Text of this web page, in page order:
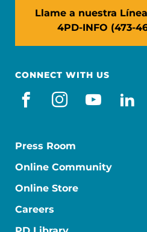
Llame a nuestra
4PD-INFO (473-
CONNECT WITH US
facebook_es
instagram
Press Room
Online Community
Online Store
Careers